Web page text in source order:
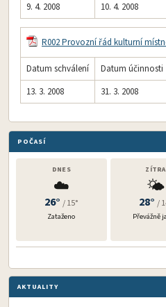
9. 4. 2008
10. 4. 2008
R002 Provozní řád kulturní
Datum schválení Datum účinnosti
13. 3. 2008
31. 3. 2008
POČASÍ
DNES
☁️
26°/ 15°
Zataženo
ZÍTRA
🌤️
28° /
Převážně
AKTUALITY